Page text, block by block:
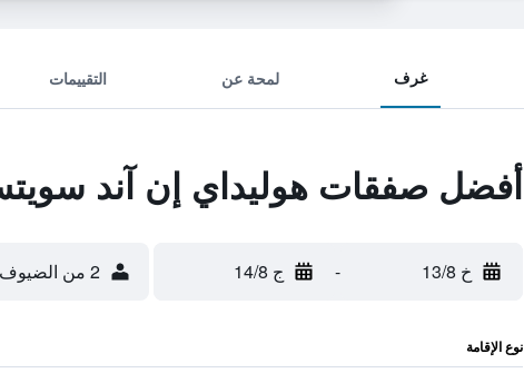
غرف لمحة عن التقييمات
أفضل صفقات هوليداي إن آند
خ 13/8 - ج 14/8 2 من الضيوف، غرفة واحدة
نوع الإقامة